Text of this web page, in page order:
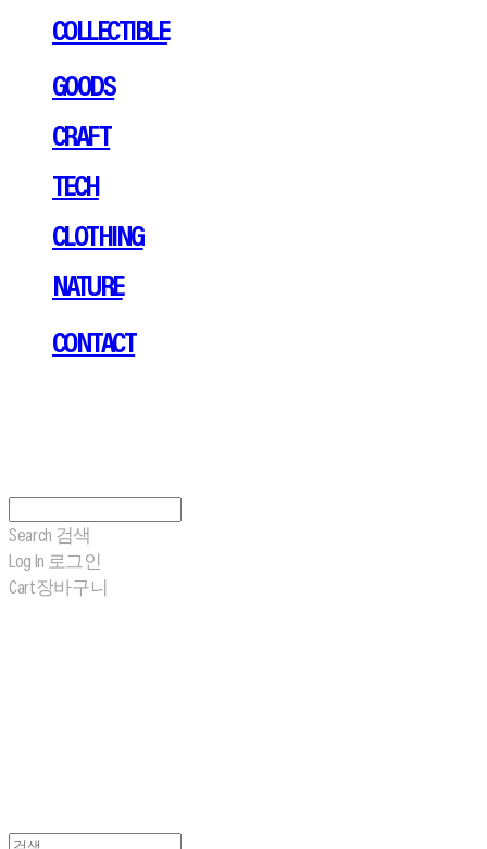
COLLECTIBLE
GOODS
CRAFT
TECH
CLOTHING
NATURE
CONTACT
Search 검색
Log In 로그인
Cart장바구니